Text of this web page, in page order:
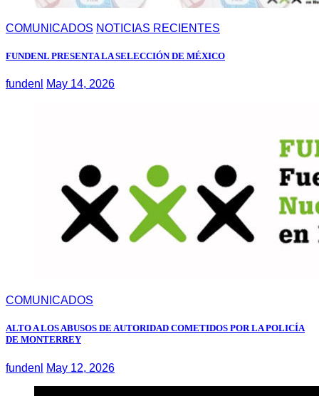
COMUNICADOS NOTICIAS RECIENTES
FUNDENL PRESENTA LA SELECCIÓN DE MÉXICO
fundenl May 14, 2026
COMUNICADOS
ALTO A LOS ABUSOS DE AUTORIDAD COMETIDOS POR LA POLICÍA
DE MONTERREY
fundenl May 12, 2026